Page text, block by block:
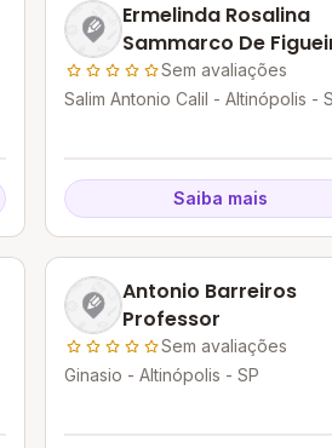
Ermelinda Rosalina
Sammarco De
EmefeiSem avaliações
Salim Antonio Calil - Altinópolis -
Saiba mais
Antonio Barreiros
Professor
Sem avaliações
Ginasio - Altinópolis - SP